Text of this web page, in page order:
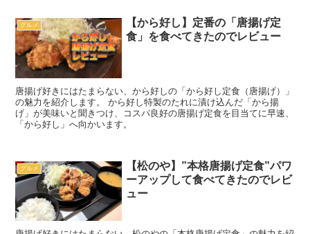
グルメ
【から好し】定番の「唐揚げ定
食」を食べてきたのでレビュー
唐揚げ好きにはたまらない、から好しの「から好し定食（唐揚げ）」
の魅力を紹介します。 から好し特製のたれに漬け込んだ「から揚
げ」が美味いと聞きつけ、コスパ良好の唐揚げ定食を目当てに早速、
「から好し」へ向かいます。
グルメ
【松のや】”本格唐揚げ定食”パワ
ーアップして食べてきたのでレビ
ュー